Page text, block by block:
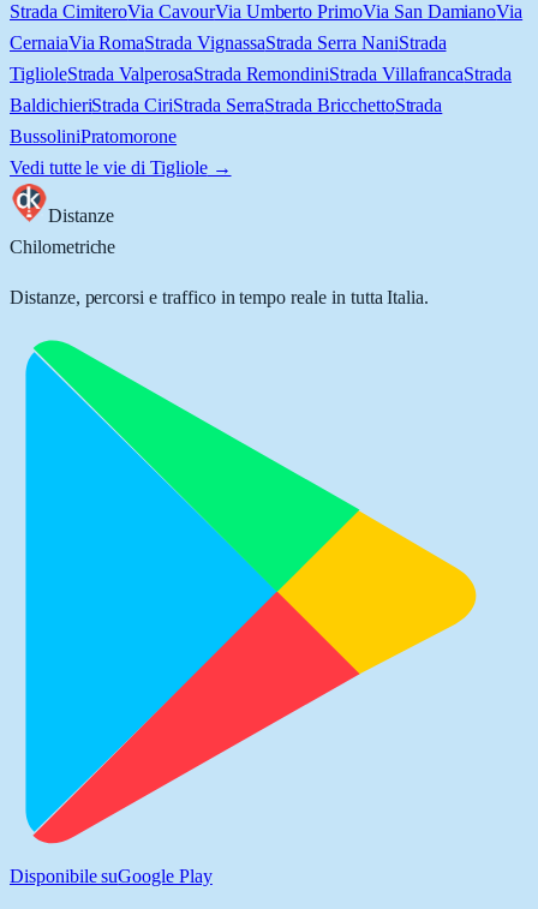
Strada CimiteroVia CavourVia Umberto PrimoVia San DamianoVia
CernaiaVia RomaStrada VignassaStrada Serra NaniStrada
TiglioleStrada ValperosaStrada RemondiniStrada VillafrancaStrada
BaldichieriStrada CiriStrada SerraStrada BricchettoStrada
BussoliniPratomorone
Vedi tutte le vie di Tigliole→
Distanze
Chilometriche
Distanze, percorsi e traffico in tempo reale in tutta Italia.
Disponibile suGoogle Play